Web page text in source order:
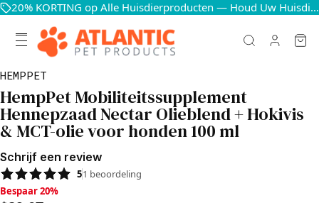
20% KORTING op Alle Huisdierproducten — Houd Uw Huisdieren Blij en Gezond
HEMPPET
HempPet Mobiliteitssupplement
Hennepzaad Nectar Olieblend + Hokivis
& MCT-olie voor honden 100 ml
Schrijf een review
51 beoordeling
Bespaar 20%, $29.07
Bespaar 20%